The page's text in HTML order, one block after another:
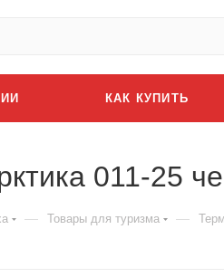
КАК КУПИТЬ
011-25
— Товары для туризма —